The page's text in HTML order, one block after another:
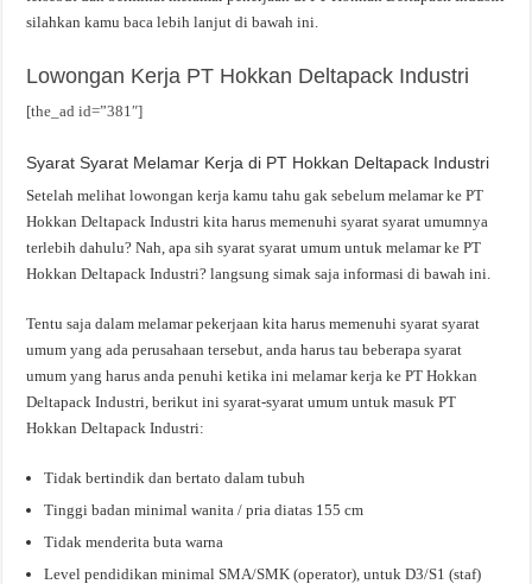
silahkan kamu baca lebih lanjut di bawah ini.
Lowongan Kerja PT Hokkan Deltapack Industri
[the_ad id=”381″]
Syarat Syarat Melamar Kerja di PT Hokkan Deltapack Industri
Setelah melihat lowongan kerja kamu tahu gak sebelum melamar ke PT
Hokkan Deltapack Industri kita harus memenuhi syarat syarat umumnya
terlebih dahulu? Nah, apa sih syarat syarat umum untuk melamar ke PT
Hokkan Deltapack Industri? langsung simak saja informasi di bawah ini.
Tentu saja dalam melamar pekerjaan kita harus memenuhi syarat syarat
umum yang ada perusahaan tersebut, anda harus tau beberapa syarat
umum yang harus anda penuhi ketika ini melamar kerja ke PT Hokkan
Deltapack Industri, berikut ini syarat-syarat umum untuk masuk PT
Hokkan Deltapack Industri:
Tidak bertindik dan bertato dalam tubuh
Tinggi badan minimal wanita / pria diatas 155 cm
Tidak menderita buta warna
Level pendidikan minimal SMA/SMK (operator), untuk D3/S1 (staf)